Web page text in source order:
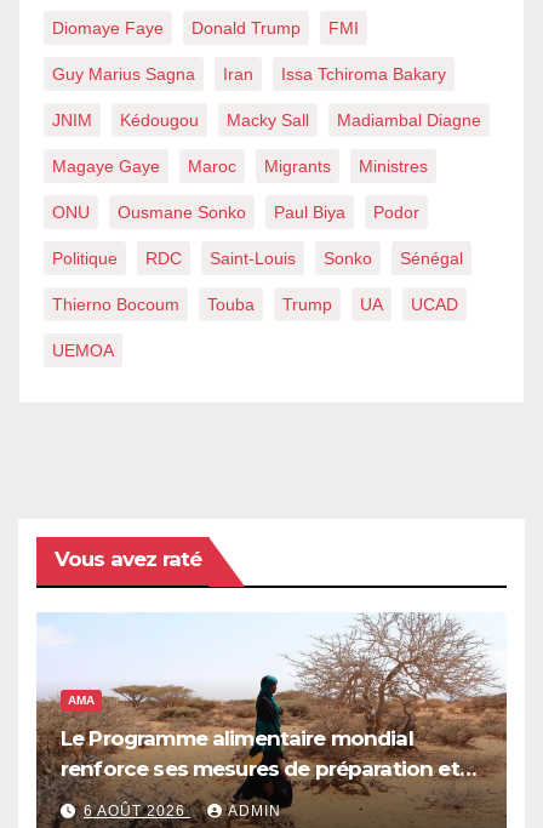
Diomaye Faye Donald Trump FMI
Guy Marius Sagna Iran Issa Tchiroma Bakary
JNIM Kédougou Macky Sall Madiambal Diagne
Magaye Gaye Maroc Migrants Ministres
ONU Ousmane Sonko Paul Biya Podor
Politique RDC Saint-Louis Sonko Sénégal
Thierno Bocoum Touba Trump UA UCAD
UEMOA
Vous avez raté
AMA
Le Programme alimentaire mondial
renforce ses mesures de préparation et
de réponse face à la menace d’El Niño,
6 AOÛT 2026 ADMIN